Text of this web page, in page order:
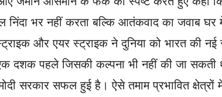
निंदा भर नहीं करता बल्कि आतंकवाद का जवाब
और एयर स्ट्राइक ने दुनिया को भारत की नई
दशक पहले जिसकी कल्पना भी नहीं की जा सकती
सरकार सफल हुई है। ऐसे तमाम प्रभावित क्षेत्रों